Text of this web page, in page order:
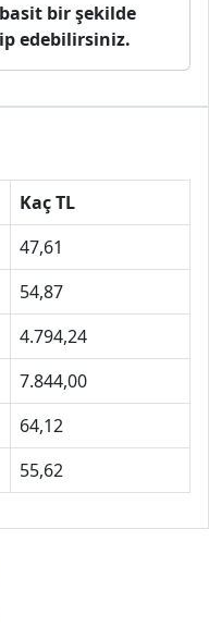
bir şekilde
edebilirsiniz.
Kaç TL
47,61
54,87
4.794,24
7.844,00
64,12
55,62